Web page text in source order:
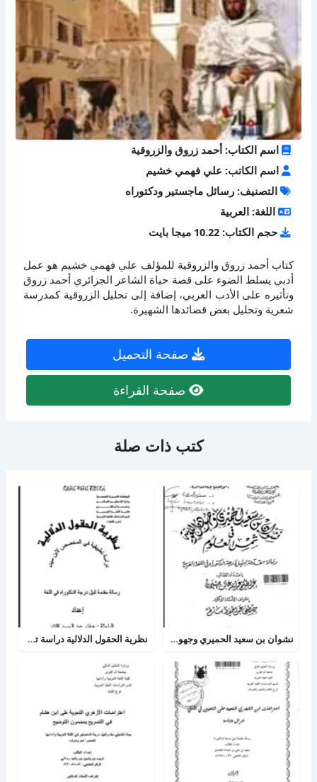
اسم الكتاب: أحمد زروق والزروقية
اسم الكاتب: علي فهمي خشيم
التصنيف: رسائل ماجستير ودكتوراه
اللغة: العربية
حجم الكتاب: 10.22 ميجا بايت
كتاب أحمد زروق والزروقية للمؤلف علي فهمي خشيم هو عمل
أدبي يسلط الضوء على قصة حياة الشاعر الجزائري أحمد زروق
وتأثيره على الأدب العربي، إضافة إلى تحليل الزروقية كمدرسة
شعرية وتحليل بعض قصائدها الشهيرة.
صفحة التحميل
صفحة القراءة
كتب ذات صلة
نشوان بن سعيد الحميري وجهوده اللغوية في شمس العلوم نظرية الحقول الدلالية دراسة تطبيقية في المخصص لإبن سيده